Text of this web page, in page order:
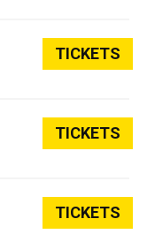
TICKETS
TICKETS
TICKETS